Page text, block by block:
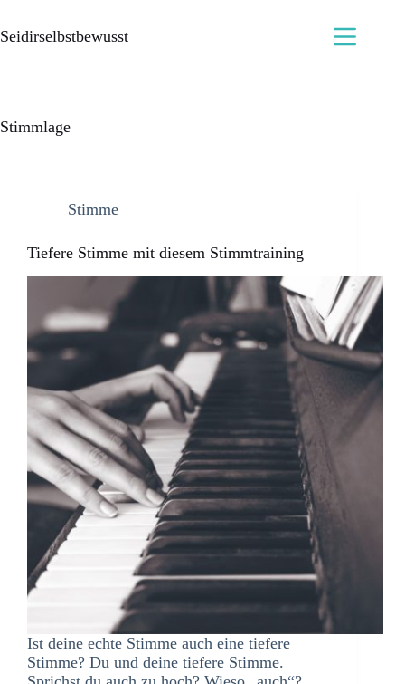
Seidirselbstbewusst
Stimmlage
Stimme
Tiefere Stimme mit diesem Stimmtraining
Ist deine echte Stimme auch eine tiefere
Stimme? Du und deine tiefere Stimme.